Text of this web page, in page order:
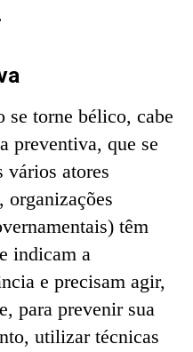
torne bélico, cabe
preventiva, que se
vários atores
organizações
têm
indicam a
e precisam agir,
para prevenir sua
utilizar técnicas